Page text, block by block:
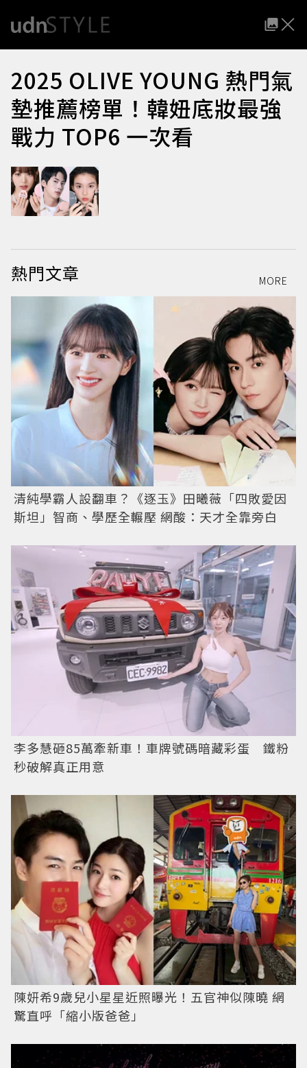
2025 OLIVE YOUNG 熱門氣
墊推薦榜單！韓妞底妝最強
戰力 TOP6 一次看
熱門文章 MORE
清純學霸人設翻車？《逐玉》田曦薇「四敗愛因
斯坦」智商、學歷全輾壓 網酸：天才全靠旁白
李多慧砸85萬牽新車！車牌號碼暗藏彩蛋 鐵粉
秒破解真正用意
陳妍希9歲兒小星星近照曝光！五官神似陳曉 網
驚直呼「縮小版爸爸」